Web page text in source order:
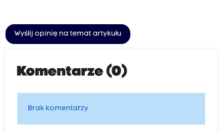
Wyślij opinię na temat artykułu
Komentarze (0)
Brak komentarzy